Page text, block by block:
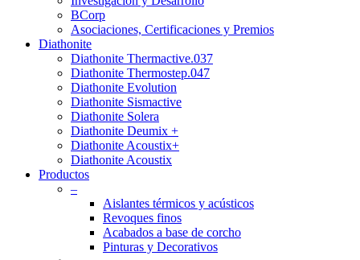
BCorp
Asociaciones, Certificaciones y Premios
Diathonite
Diathonite Thermactive.037
Diathonite Thermostep.047
Diathonite Evolution
Diathonite Sismactive
Diathonite Solera
Diathonite Deumix +
Diathonite Acoustix+
Diathonite Acoustix
Productos
–
Aislantes térmicos y acústicos
Revoques finos
Acabados a base de corcho
Pinturas y Decorativos